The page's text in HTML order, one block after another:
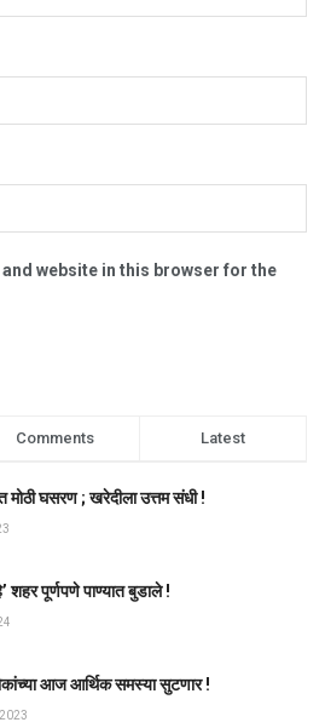
website in this browser for the
Comments Latest
मोठी घसरण ; खरेदीला उत्तम संधी !
शहर पूर्णपणे पाण्यात बुडाले !
आज आर्थिक समस्या सुटणार !